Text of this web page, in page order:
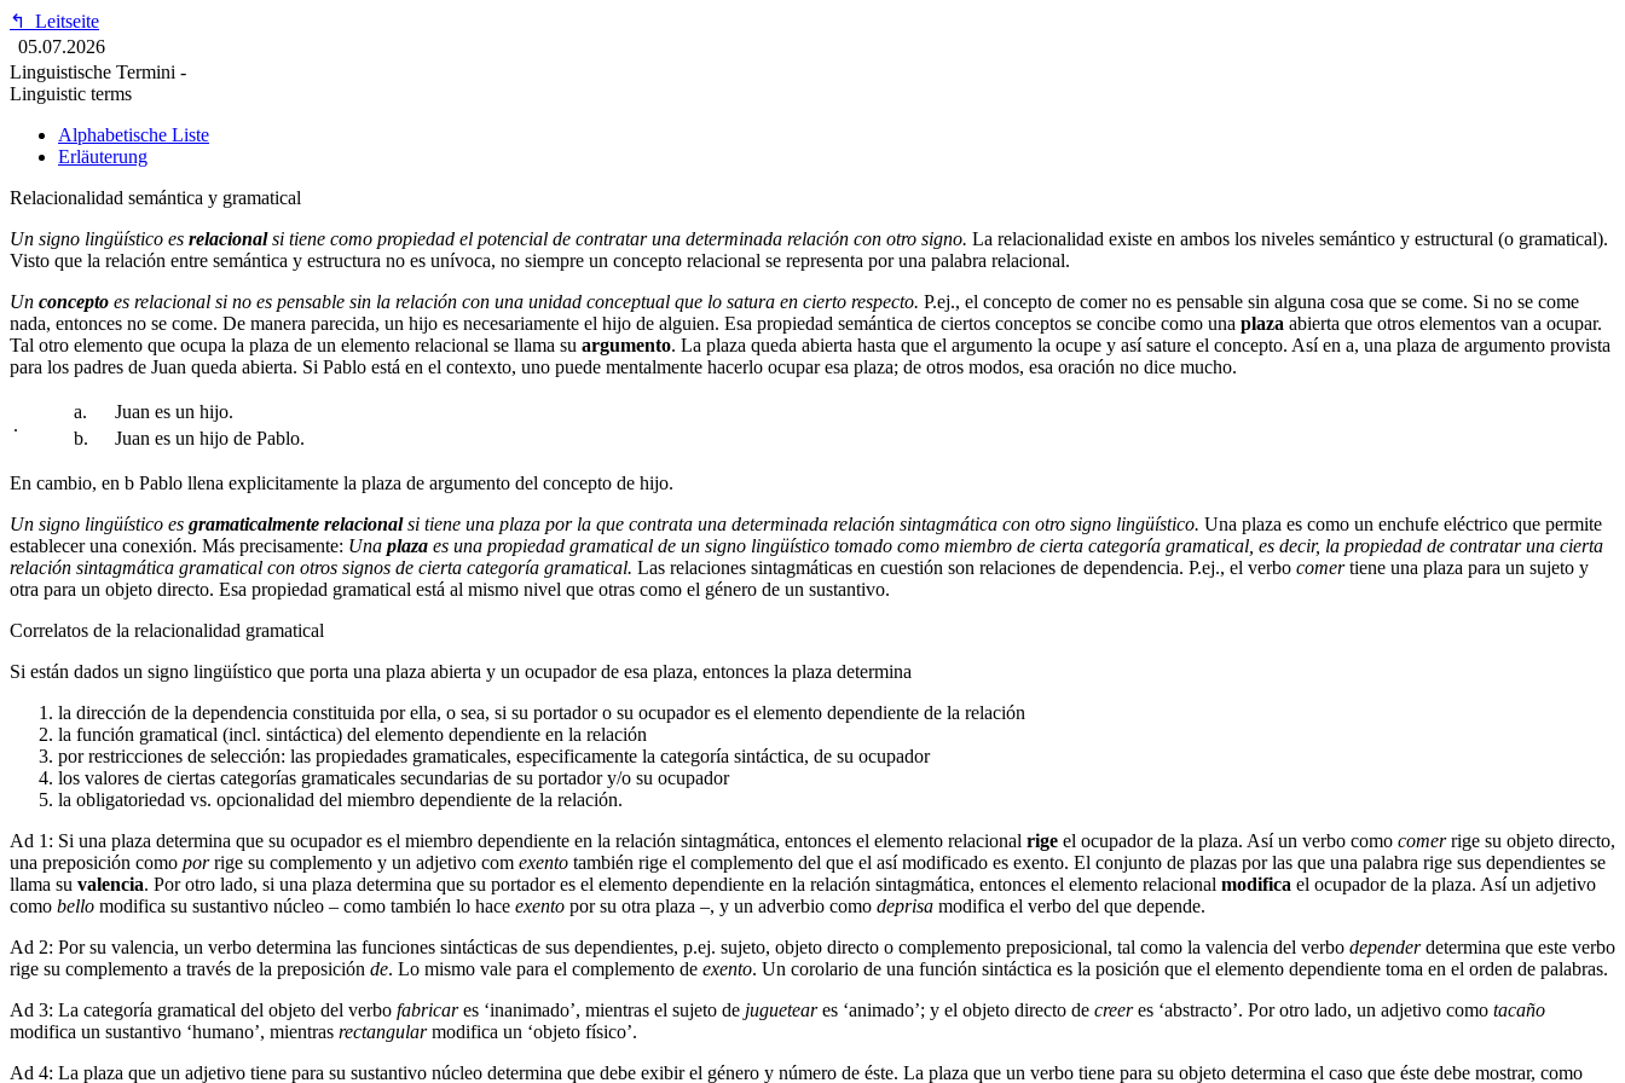
↰
Leitseite
05.07.2026
Linguistische Termini -
Linguistic terms
Alphabetische Liste
Erläuterung
Relacionalidad semántica y gramatical
Un signo lingüístico es relacionalsi tiene como propiedad el potencial de contratar una determinada relación con otro signo. La relacionalidad existe en ambos los niveles semántico y estructural (o gramatical).
Visto que la relación entre semántica y estructura no es unívoca, no siempre un concepto relacional se representa por una palabra relacional.
Un concepto es relacional si no es pensable sin la relación con una unidad conceptual que lo satura en cierto respecto. P.ej., el concepto de comer no es pensable sin alguna cosa que se come. Si no se come
nada, entonces no se come. De manera parecida, un hijo es necesariamente el hijo de alguien. Esa propiedad semántica de ciertos conceptos se concibe como una plaza abierta que otros elementos van a ocupar.
Tal otro elemento que ocupa la plaza de un elemento relacional se llama su argumento. La plaza queda abierta hasta que el argumento la ocupe y así sature el concepto. Así en a, una plaza de argumento provista
para los padres de Juan queda abierta. Si Pablo está en el contexto, uno puede mentalmente hacerlo ocupar esa plaza; de otros modos, esa oración no dice mucho.
.
a.
Juan es un hijo.
b.
Juan es un hijo de Pablo.
En cambio, en b Pablo llena explicitamente la plaza de argumento del concepto de hijo.
Un signo lingüístico es gramaticalmente relacionalsi tiene una plaza por la que contrata una determinada relación sintagmática con otro signo lingüístico. Una plaza es como un enchufe eléctrico que permite
establecer una conexión. Más precisamente: Una plaza es una propiedad gramatical de un signo lingüístico tomado como miembro de cierta categoría gramatical, es decir, la propiedad de contratar una cierta
relación sintagmática gramatical con otros signos de cierta categoría gramatical. Las relaciones sintagmáticas en cuestión son relaciones de dependencia. P.ej., el verbo comertiene una plaza para un sujeto y
otra para un objeto directo. Esa propiedad gramatical está al mismo nivel que otras como el género de un sustantivo.
Correlatos de la relacionalidad gramatical
Si están dados un signo lingüístico que porta una plaza abierta y un ocupador de esa plaza, entonces la plaza determina
la dirección de la dependencia constituida por ella, o sea, si su portador o su ocupador es el elemento dependiente de la relación
la función gramatical (incl. sintáctica) del elemento dependiente en la relación
por restricciones de selección: las propiedades gramaticales, especificamente la categoría sintáctica, de su ocupador
los valores de ciertas categorías gramaticales secundarias de su portador y/o su ocupador
la obligatoriedad vs. opcionalidad del miembro dependiente de la relación.
Ad 1: Si una plaza determina que su ocupador es el miembro dependiente en la relación sintagmática, entonces el elemento relacional rige el ocupador de la plaza. Así un verbo como comerrige su objeto directo,
una preposición como porrige su complemento y un adjetivo com exento también rige el complemento del que el así modificado es exento. El conjunto de plazas por las que una palabra rige sus dependientes se
llama su valencia. Por otro lado, si una plaza determina que su portador es el elemento dependiente en la relación sintagmática, entonces el elemento relacional modifica el ocupador de la plaza. Así un adjetivo
como bello modifica su sustantivo núcleo – como también lo hace exento por su otra plaza –, y un adverbio como deprisa modifica el verbo del que depende.
Ad 2: Por su valencia, un verbo determina las funciones sintácticas de sus dependientes, p.ej. sujeto, objeto directo o complemento preposicional, tal como la valencia del verbo dependerdetermina que este verbo
rige su complemento a través de la preposición de. Lo mismo vale para el complemento de exento. Un corolario de una función sintáctica es la posición que el elemento dependiente toma en el orden de palabras.
Ad 3: La categoría gramatical del objeto del verbo fabricares ‘inanimado’, mientras el sujeto de jugueteares ‘animado’; y el objeto directo de creeres ‘abstracto’. Por otro lado, un adjetivo como tacaño
modifica un sustantivo ‘humano’, mientras rectangularmodifica un ‘objeto físico’.
Ad 4: La plaza que un adjetivo tiene para su sustantivo núcleo determina que debe exibir el género y número de éste. La plaza que un verbo tiene para su objeto determina el caso que éste debe mostrar, como